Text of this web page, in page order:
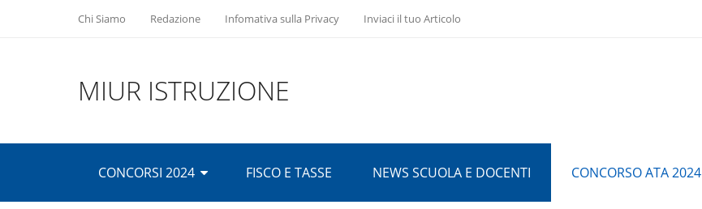
Chi Siamo Redazione Infomativa sulla Privacy Inviaci il tuo Articolo
MIUR ISTRUZIONE
CONCORSI 2024 FISCO E TASSE NEWS SCUOLA E DOCENTI CONCORSO ATA 2024